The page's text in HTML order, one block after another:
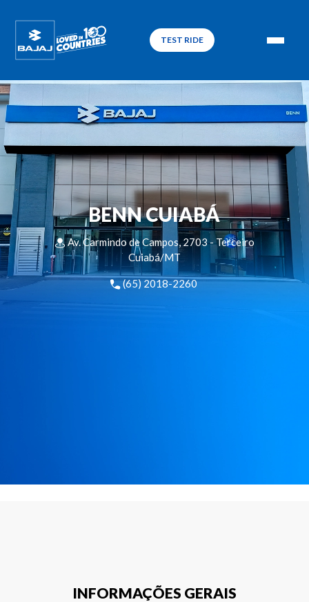
TEST RIDE
BENN CUIABÁ
Av. Carmindo de Campos, 2703 - Terceiro
Cuiabá/MT
(65) 2018-2260
INFORMAÇÕES GERAIS